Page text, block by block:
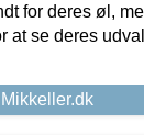
for deres øl,
at se deres